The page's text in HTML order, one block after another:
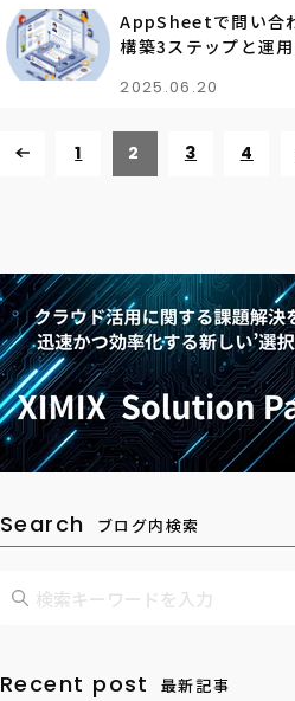
AppSheetで問い合
構築3ステップと運
2025.06.20
1 2 3 4
Search ブログ内検索
Recent post 最新記事